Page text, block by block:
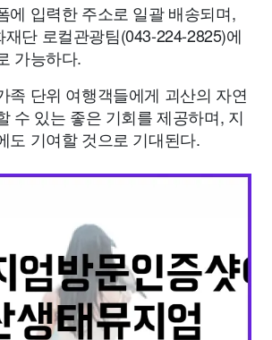
에 입력한 주소로 일괄 배송되며,
단 로컬관광팀(043-224-2825)에
가능하다.
족 단위 여행객들에게 괴산의 자연
수 있는 좋은 기회를 제공하며, 지
도 기여할 것으로 기대된다.